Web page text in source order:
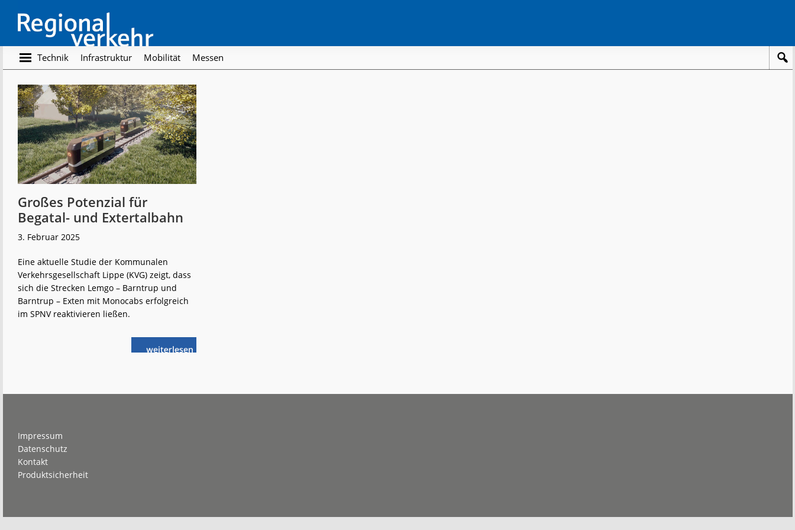
main
content
footer
Regionalverkehr
Die
Fachzeitschrift
den
Öffentlichen
Personennahverkehr
Technik Infrastruktur Mobilität Messen
Großes Potenzial für
Begatal- und Extertalbahn
3. Februar 2025
Eine aktuelle Studie der Kommunalen
Verkehrsgesellschaft Lippe (KVG) zeigt, dass
sich die Strecken Lemgo – Barntrup und
Barntrup – Exten mit Monocabs erfolgreich
im SPNV reaktivieren ließen.
weiterlese
nGroßes
Impressum
Datenschutz
Kontakt
Produktsicherheit